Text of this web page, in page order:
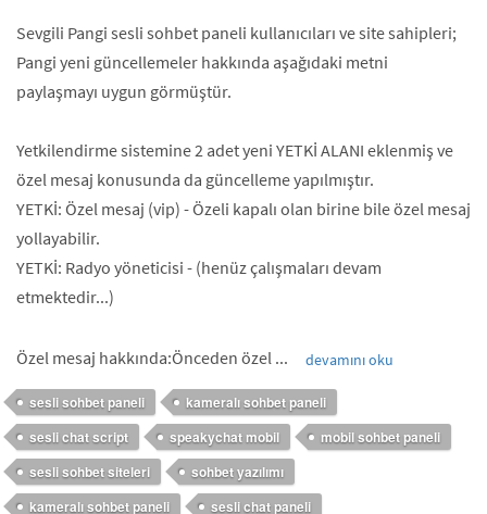
Sevgili Pangi sesli sohbet paneli kullanıcıları ve site sahipleri;
Pangi yeni güncellemeler hakkında aşağıdaki metni
paylaşmayı uygun görmüştür.
Yetkilendirme sistemine 2 adet yeni YETKİ ALANI eklenmiş ve
özel mesaj konusunda da güncelleme yapılmıştır.
YETKİ: Özel mesaj (vip) - Özeli kapalı olan birine bile özel mesaj
yollayabilir.
YETKİ: Radyo yöneticisi - (henüz çalışmaları devam
etmektedir...)
Özel mesaj hakkında:Önceden özel ... devamını oku
sesli sohbet paneli
kameralı sohbet paneli
sesli chat script
speakychat mobil
mobil sohbet paneli
sesli sohbet siteleri
sohbet yazılımı
kameralı sohbet paneli
sesli chat paneli